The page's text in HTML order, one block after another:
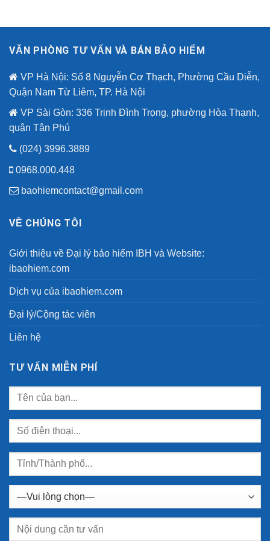
VĂN PHÒNG TƯ VẤN VÀ BÁN BẢO HIỂM
VP Hà Nội: Số 8 Nguyễn Cơ Thạch, Phường Cầu Diễn,
Quận Nam Từ Liêm, TP. Hà Nội
VP Sài Gòn: 336 Trịnh Đình Trọng, phường Hòa Thạnh,
quận Tân Phú
(024) 3996.3889
0968.000.448
baohiemcontact@gmail.com
VỀ CHÚNG TÔI
Giới thiệu về Đại lý bảo hiểm IBH và Website:
ibaohiem.com
Dịch vụ của ibaohiem.com
Đại lý/Cộng tác viên
Liên hệ
TƯ VẤN MIỄN PHÍ